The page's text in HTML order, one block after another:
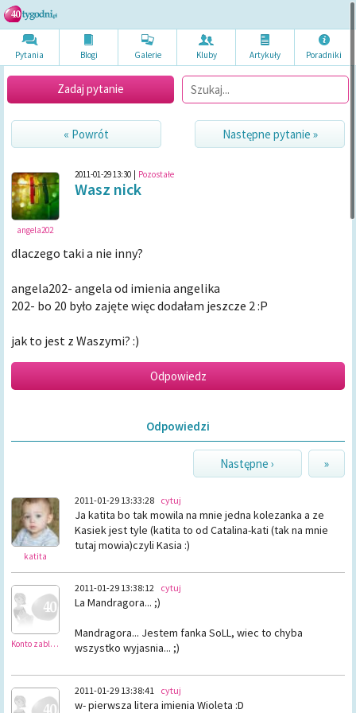
Pytania Blogi Galerie Kluby Artykuły Poradniki
Zadaj pytanie
« Powrót Następne pytanie »
angela202
2011-01-29 13:30 Pozostałe
Wasz nick
dlaczego taki a nie inny?
angela202- angela od imienia angelika
202- bo 20 było zajęte więc dodałam jeszcze 2 :P
jak to jest z Waszymi? :)
Odpowiedzi
Następne › »
katita
2011-01-29 13:33:28 cytuj
Ja katita bo tak mowila na mnie jedna kolezanka a ze
Kasiek jest tyle (katita to od Catalina-kati (tak na mnie
tutaj mowia)czyli Kasia :)
Konto zablokowane
2011-01-29 13:38:12 cytuj
La Mandragora... ;)
Mandragora... Jestem fanka SoLL, wiec to chyba
wszystko wyjasnia... ;)
2011-01-29 13:38:41 cytuj
w- pierwsza litera imienia Wioleta :D